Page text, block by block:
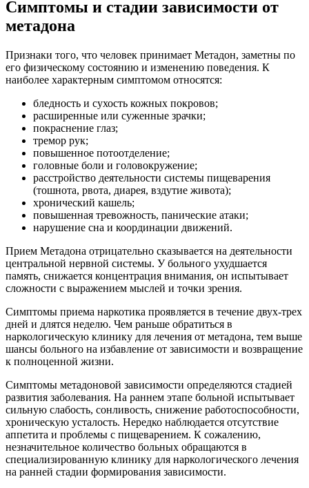
Симптомы и стадии зависимости от
метадона
Признаки того, что человек принимает Метадон, заметны по
его физическому состоянию и изменению поведения. К
наиболее характерным симптомом относятся:
бледность и сухость кожных покровов;
расширенные или суженные зрачки;
покраснение глаз;
тремор рук;
повышенное потоотделение;
головные боли и головокружение;
расстройство деятельности системы пищеварения
(тошнота, рвота, диарея, вздутие живота);
хронический кашель;
повышенная тревожность, панические атаки;
нарушение сна и координации движений.
Прием Метадона отрицательно сказывается на деятельности
центральной нервной системы. У больного ухудшается
память, снижается концентрация внимания, он испытывает
сложности с выражением мыслей и точки зрения.
Симптомы приема наркотика проявляется в течение двух-трех
дней и длятся неделю. Чем раньше обратиться в
наркологическую клинику для лечения от метадона, тем выше
шансы больного на избавление от зависимости и возвращение
к полноценной жизни.
Симптомы метадоновой зависимости определяются стадией
развития заболевания. На раннем этапе больной испытывает
сильную слабость, сонливость, снижение работоспособности,
хроническую усталость. Нередко наблюдается отсутствие
аппетита и проблемы с пищеварением. К сожалению,
незначительное количество больных обращаются в
специализированную клинику для наркологического лечения
на ранней стадии формирования зависимости.